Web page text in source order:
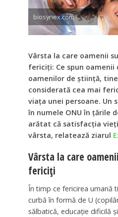
biosynex.com
Vârsta la care oamenii
fericiți: Ce spun
oamenilor de știință,
considerată cea mai
viața unei persoane.
în numele ONU în țările
arătat că satisfacția
vârsta, relatează ziarul
Vârsta la care
fericiți
În timp ce fericirea umană
curbă în formă de U
sălbatică, educație dificilă